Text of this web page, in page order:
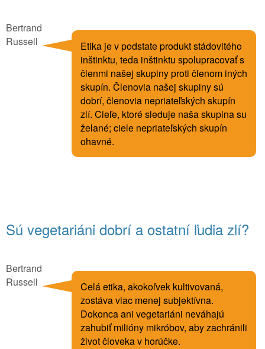
Bertrand
Russell
Etika je v podstate produkt stádovitého
inštinktu, teda inštinktu spolupracovať s
členmi našej skupiny proti členom iných
skupín. Členovia našej skupiny sú
dobrí, členovia nepriateľských skupín
zlí. Cieľe, ktoré sleduje naša skupina su
želané; ciele nepriateľských skupín
ohavné.
Sú vegetariáni dobrí a ostatní ľudia zlí?
Bertrand
Russell
Celá etika, akokoľvek kultivovaná,
zostáva viac menej subjektívna.
Dokonca ani vegetariáni neváhajú
zahubiť milióny mikróbov, aby zachránili
život človeka v horúčke.